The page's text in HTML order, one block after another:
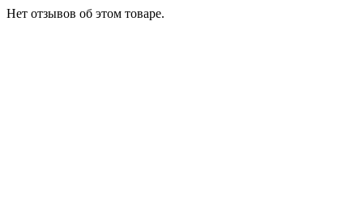
Нет отзывов об этом товаре.